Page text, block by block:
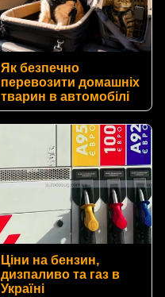
Як безпечно
перевозити домашніх
тварин в автомобілі
Ціни на бензин,
дизпаливо та газ в
Україні